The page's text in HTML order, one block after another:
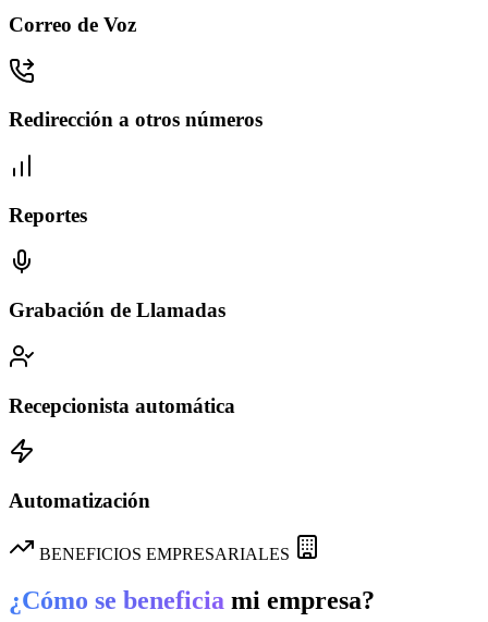
Correo de Voz
Redirección a otros números
Reportes
Grabación de Llamadas
Recepcionista automática
Automatización
BENEFICIOS EMPRESARIALES
¿Cómo se beneficia mi empresa?